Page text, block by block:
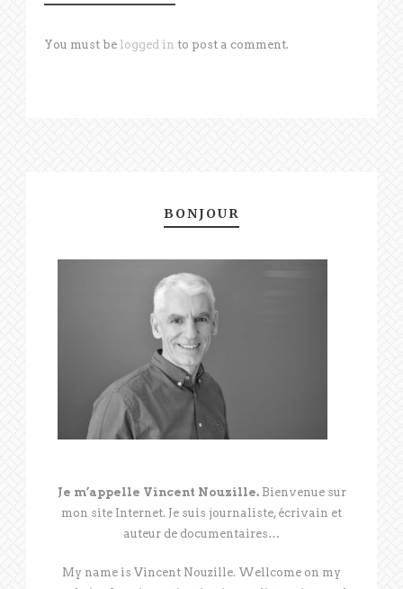
You must be logged in to post a comment.
BONJOUR
Je m’appelle Vincent Nouzille.Bienvenue sur
mon site Internet. Je suis journaliste, écrivain et
auteur de documentaires…
My name is Vincent Nouzille. Wellcome on my